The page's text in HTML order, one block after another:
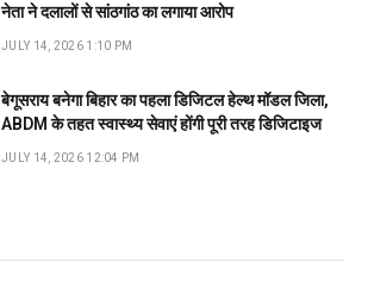
नेता ने दलालों से सांठगांठ का लगाया आरोप
JULY 14, 2026 1:10 PM
बेगूसराय बनेगा बिहार का पहला डिजिटल हेल्थ मॉडल जिला,
ABDM के तहत स्वास्थ्य सेवाएं होंगी पूरी तरह डिजिटाइज
JULY 14, 2026 12:04 PM